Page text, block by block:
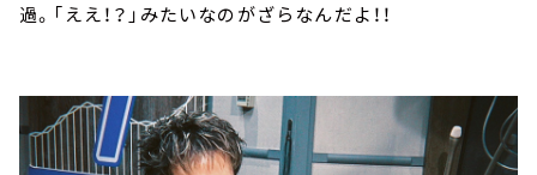
過。「ええ！？」みたいなのがざらなんだよ！！